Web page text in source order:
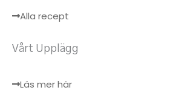
Alla recept
Vårt Upplägg
Läs mer här